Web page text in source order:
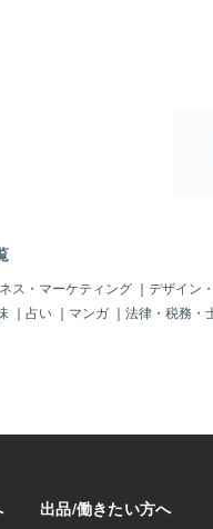
も経験してきたのに大人
いる。子供を持ち育てて
が味わったことを思い出
拒否になった。朝起きて
なるが、靴を履くことが
た。息子も相当辛い思い
。娘の登校拒否になった
ス・マーケティング ｜ デザイン
｜ 占い ｜ マンガ ｜ 法律・税務・